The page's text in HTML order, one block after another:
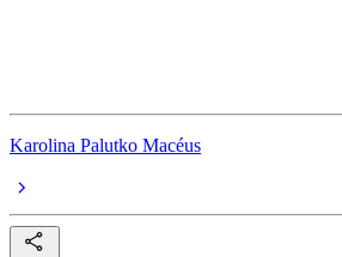
Karolina Palutko Macéus